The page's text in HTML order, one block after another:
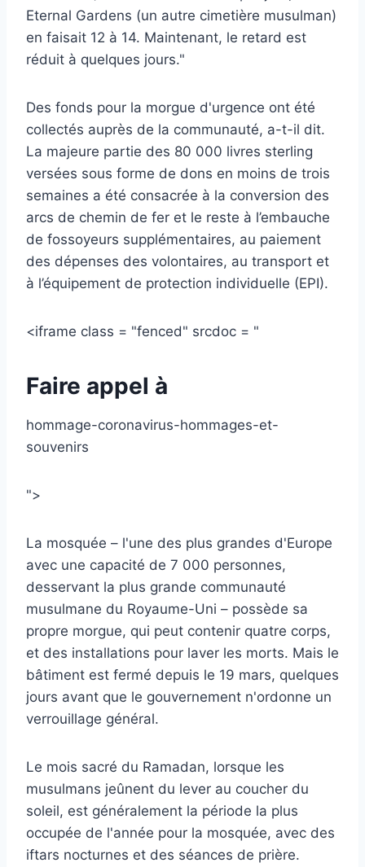
Eternal Gardens (un autre cimetière musulman)
en faisait 12 à 14. Maintenant, le retard est
réduit à quelques jours."
Des fonds pour la morgue d'urgence ont été
collectés auprès de la communauté, a-t-il dit.
La majeure partie des 80 000 livres sterling
versées sous forme de dons en moins de trois
semaines a été consacrée à la conversion des
arcs de chemin de fer et le reste à l’embauche
de fossoyeurs supplémentaires, au paiement
des dépenses des volontaires, au transport et
à l’équipement de protection individuelle (EPI).
<iframe class = "fenced" srcdoc = "
Faire appel à
hommage-coronavirus-hommages-et-
souvenirs
">
La mosquée – l'une des plus grandes d'Europe
avec une capacité de 7 000 personnes,
desservant la plus grande communauté
musulmane du Royaume-Uni – possède sa
propre morgue, qui peut contenir quatre corps,
et des installations pour laver les morts. Mais le
bâtiment est fermé depuis le 19 mars, quelques
jours avant que le gouvernement n'ordonne un
verrouillage général.
Le mois sacré du Ramadan, lorsque les
musulmans jeûnent du lever au coucher du
soleil, est généralement la période la plus
occupée de l'année pour la mosquée, avec des
iftars nocturnes et des séances de prière.